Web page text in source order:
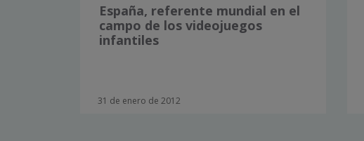
España, referente mundial en el
campo de los videojuegos
infantiles
31 de enero de 2012